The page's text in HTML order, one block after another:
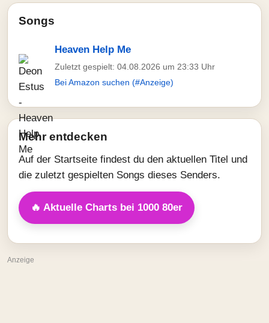
Songs
Heaven Help Me
Zuletzt gespielt: 04.08.2026 um 23:33 Uhr
Bei Amazon suchen (#Anzeige)
Mehr entdecken
Auf der Startseite findest du den aktuellen Titel und
die zuletzt gespielten Songs dieses Senders.
🔥 Aktuelle Charts bei 1000 80er
Anzeige